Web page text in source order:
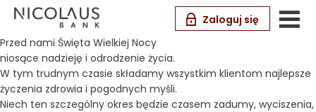
Zaloguj się
Przed nami Święta Wielkiej Nocy
niosące nadzieję i odrodzenie życia.
W tym trudnym czasie składamy wszystkim klientom najlepsze
życzenia zdrowia i pogodnych myśli.
Niech ten szczególny okres będzie czasem zadumy, wyciszenia,